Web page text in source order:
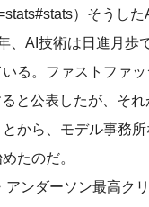
）そうした
、AI技術は日進月歩
る。ファストファ
と公表したが、そ
から、モデル事務
たのだ。
ンダーソン最高ク